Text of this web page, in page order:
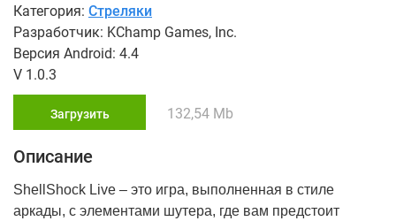
Категория: Стреляки
Разработчик: KChamp Games, Inc.
Версия Android: 4.4
V 1.0.3
Загрузить 132,54 Mb
Описание
ShellShock Live – это игра, выполненная в стиле
аркады, с элементами шутера, где вам предстоит